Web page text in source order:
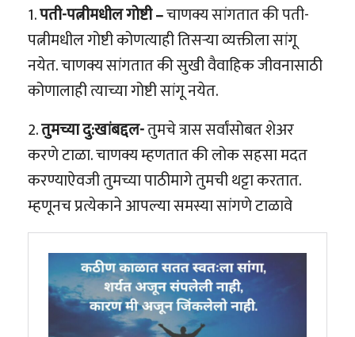
1.पती-पत्नीमधील गोष्टी –चाणक्य सांगतात की पती-
पत्नीमधील गोष्टी कोणत्याही तिसऱ्या व्यक्तीला सांगू
नयेत. चाणक्य सांगतात की सुखी वैवाहिक जीवनासाठी
कोणालाही त्याच्या गोष्टी सांगू नयेत.
2.तुमच्या दु:खांबद्दल-तुमचे त्रास सर्वांसोबत शेअर
करणे टाळा. चाणक्य म्हणतात की लोक सहसा मदत
करण्याऐवजी तुमच्या पाठीमागे तुमची थट्टा करतात.
म्हणूनच प्रत्येकाने आपल्या समस्या सांगणे टाळावे